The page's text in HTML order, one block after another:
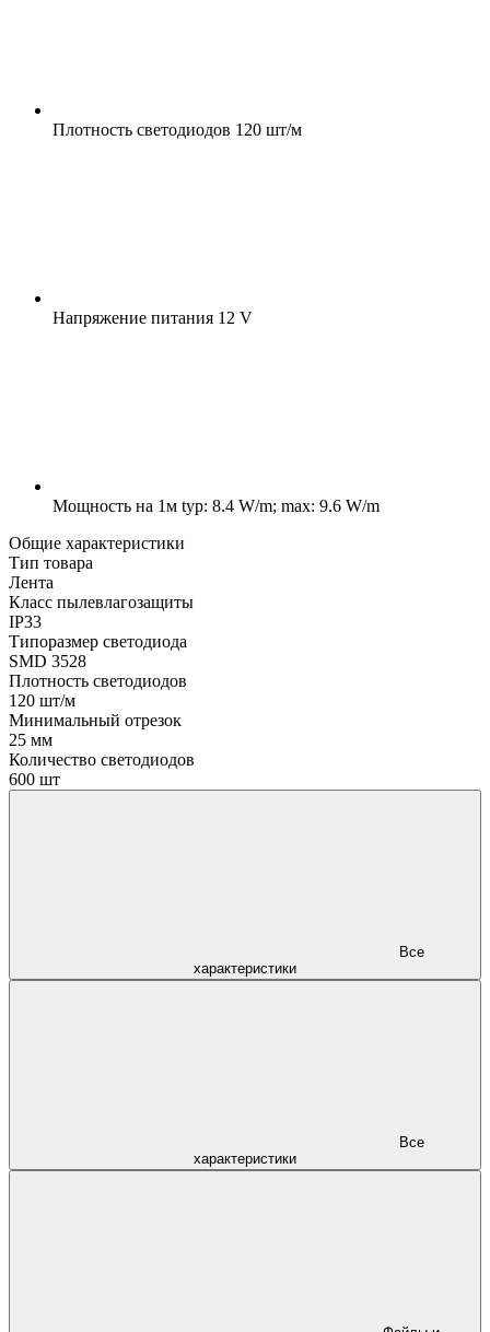
Плотность светодиодов 120 шт/м
Напряжение питания 12 V
Мощность на 1м typ: 8.4 W/m; max: 9.6 W/m
Общие характеристики
Тип товара
Лента
Класс пылевлагозащиты
IP33
Типоразмер светодиода
SMD 3528
Плотность светодиодов
120 шт/м
Минимальный отрезок
25 мм
Количество светодиодов
600 шт
характеристики
характеристики